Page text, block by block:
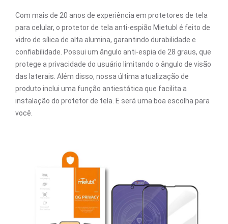
Com mais de 20 anos de experiência em protetores de tela
para celular, o protetor de tela anti-espião Mietubl é feito de
vidro de sílica de alta alumina, garantindo durabilidade e
confiabilidade. Possui um ângulo anti-espia de 28 graus, que
protege a privacidade do usuário limitando o ângulo de visão
das laterais. Além disso, nossa última atualização de
produto inclui uma função antiestática que facilita a
instalação do protetor de tela. E será uma boa escolha para
você.